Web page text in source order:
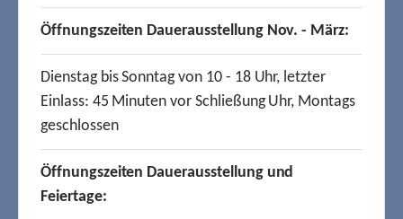
Öffnungszeiten Dauerausstellung Nov. - März:
Dienstag bis Sonntag von 10 - 18 Uhr, letzter
Einlass: 45 Minuten vor Schließung Uhr, Montags
geschlossen
Öffnungszeiten Dauerausstellung und
Feiertage: